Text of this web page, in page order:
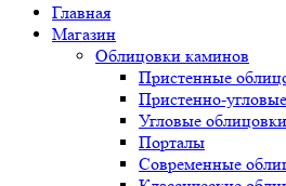
Главная
Магазин
Облицовки каминов
Пристенные
Пристенно-
Угловые облицовки
Порталы
Современные